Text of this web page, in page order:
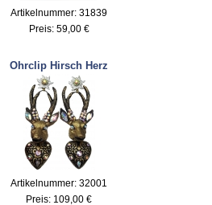
Artikelnummer: 31839
Preis: 59,00 €
Ohrclip Hirsch Herz
Artikelnummer: 32001
Preis: 109,00 €